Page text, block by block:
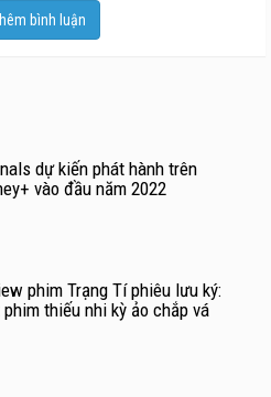
bình luận
dự kiến phát hành trên
vào đầu năm 2022
phim Trạng Tí phiêu lưu ký:
thiếu nhi kỳ ảo chắp vá